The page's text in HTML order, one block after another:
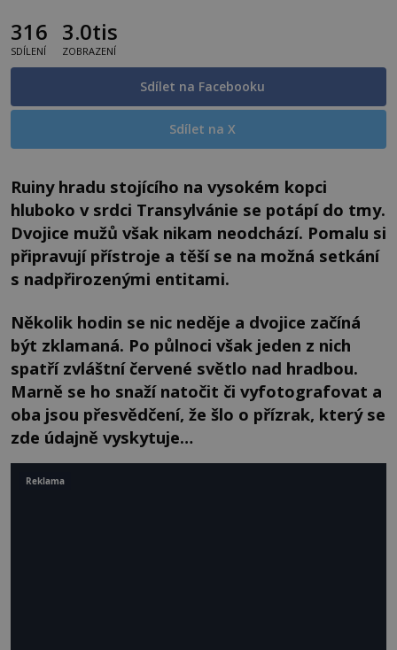
316
SDÍLENÍ
3.0tis
ZOBRAZENÍ
Sdílet na Facebooku
Sdílet na X
Ruiny hradu stojícího na vysokém kopci
hluboko v srdci Transylvánie se potápí do tmy.
Dvojice mužů však nikam neodchází. Pomalu si
připravují přístroje a těší se na možná setkání
s nadpřirozenými entitami.
Několik hodin se nic neděje a dvojice začíná
být zklamaná. Po půlnoci však jeden z nich
spatří zvláštní červené světlo nad hradbou.
Marně se ho snaží natočit či vyfotografovat a
oba jsou přesvědčení, že šlo o přízrak, který se
zde údajně vyskytuje…
Reklama